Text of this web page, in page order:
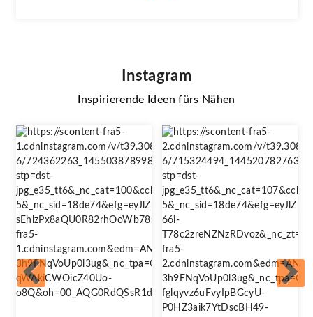
Instagram
Inspirierende Ideen fürs Nähen